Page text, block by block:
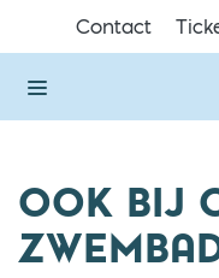
Direct naar de inhoud
Contact
OOK BIJ